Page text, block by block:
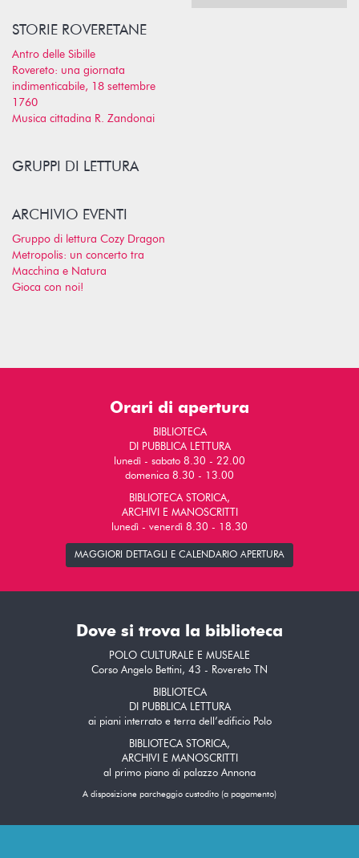
STORIE ROVERETANE
Antro delle Sibille
Rovereto: una giornata
indimenticabile, 18 settembre
1760
Musica cittadina R. Zandonai
GRUPPI DI LETTURA
ARCHIVIO EVENTI
Gruppo di lettura Cozy Dragon
Metropolis: un concerto tra
Macchina e Natura
Gioca con noi!
Orari di apertura
BIBLIOTECA
DI PUBBLICA LETTURA
lunedì - sabato 8.30 - 22.00
domenica 8.30 - 13.00
BIBLIOTECA STORICA,
ARCHIVI E MANOSCRITTI
lunedì - venerdì 8.30 - 18.30
MAGGIORI DETTAGLI E CALENDARIO APERTURA
Dove si trova la biblioteca
POLO CULTURALE E MUSEALE
Corso Angelo Bettini, 43 - Rovereto TN
BIBLIOTECA
DI PUBBLICA LETTURA
ai piani interrato e terra dell’edificio Polo
BIBLIOTECA STORICA,
ARCHIVI E MANOSCRITTI
al primo piano di palazzo Annona
A disposizione parcheggio custodito (a pagamento)